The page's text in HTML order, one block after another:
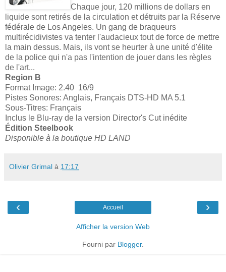
Chaque jour, 120 millions de dollars en
liquide sont retirés de la circulation et détruits par la Réserve
fédérale de Los Angeles. Un gang de braqueurs
multirécidivistes va tenter l'audacieux tout de force de mettre
la main dessus. Mais, ils vont se heurter à une unité d'élite
de la police qui n'a pas l'intention de jouer dans les règles
de l'art...
Region B
Format Image: 2.40 16/9
Pistes Sonores: Anglais, Français DTS-HD MA 5.1
Sous-Titres: Français
Inclus le Blu-ray de la version Director's Cut inédite
Édition Steelbook
Disponible à la boutique HD LAND
Olivier Grimal à 17:17
‹ ›
Accueil
Afficher la version Web
Fourni par Blogger.